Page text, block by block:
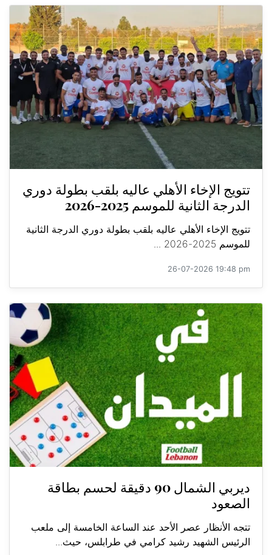
تتويج الإخاء الأهلي عاليه بلقب بطولة دوري
الدرجة الثانية للموسم 2025-2026
تتويج الإخاء الأهلي عاليه بلقب بطولة دوري الدرجة الثانية
للموسم 2025-2026 ...
26-07-2026 19:48 pm
ديربي الشمال 90 دقيقة لحسم بطاقة
الصعود
تتجه الأنظار عصر الأحد عند الساعة الخامسة إلى ملعب
الرئيس الشهيد رشيد كرامي في طرابلس، حيث...